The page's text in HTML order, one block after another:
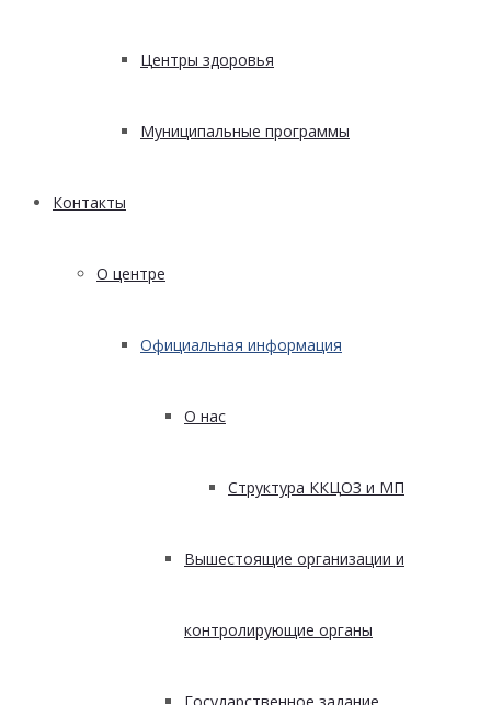
Центры здоровья
Муниципальные программы
Контакты
О центре
Официальная информация
О нас
Структура ККЦОЗ и МП
Вышестоящие организации и
контролирующие органы